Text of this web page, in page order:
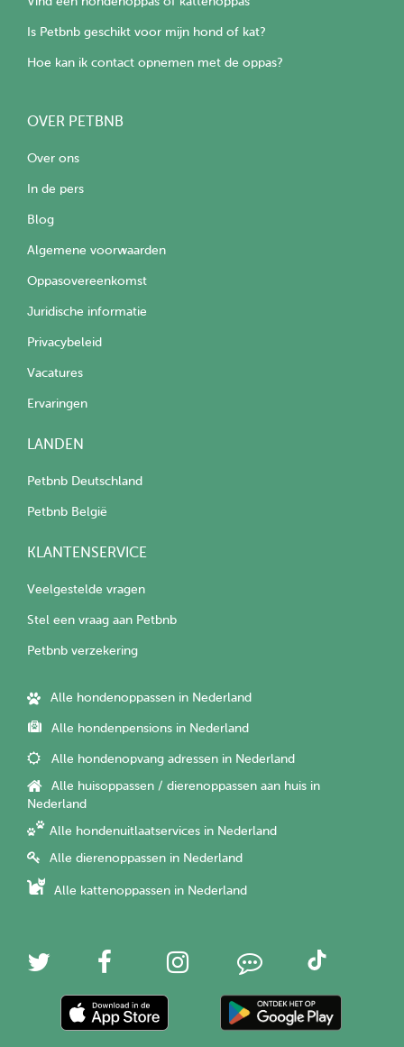
Is Petbnb geschikt voor mijn hond of kat?
Hoe kan ik contact opnemen met de oppas?
OVER PETBNB
Over ons
In de pers
Blog
Algemene voorwaarden
Oppasovereenkomst
Juridische informatie
Privacybeleid
Vacatures
Ervaringen
LANDEN
Petbnb Deutschland
Petbnb België
KLANTENSERVICE
Veelgestelde vragen
Stel een vraag aan Petbnb
Petbnb verzekering
Alle hondenoppassen in Nederland
Alle hondenpensions in Nederland
Alle hondenopvang adressen in Nederland
Alle huisoppassen / dierenoppassen aan huis in
Nederland
Alle hondenuitlaatservices in Nederland
Alle dierenoppassen in Nederland
Alle kattenoppassen in Nederland